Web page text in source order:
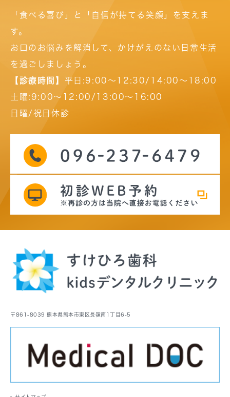
「食べる喜び」と「自信が持てる笑顔」を支えま
す。
お口のお悩みを解消して、かけがえのない日常生活
を過ごしましょう。
【診療時間】 平日:9:00～12:30/14:00～18:00
土曜:9:00～12:00/13:00～16:00
日曜/祝日休診
〒861-8039 熊本県熊本市東区長嶺南1丁目6-5